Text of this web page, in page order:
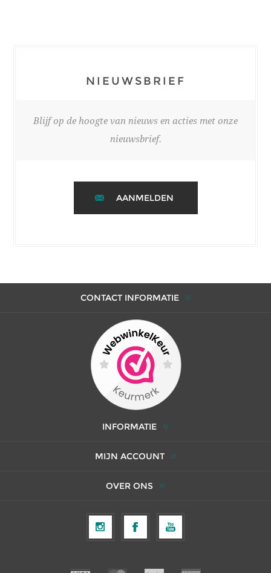
NIEUWSBRIEF
Blijf op de hoogte van nieuws en acties met onze
nieuwsbrief.
AANMELDEN
CONTACT INFORMATIE
INFORMATIE
MIJN ACCOUNT
OVER ONS